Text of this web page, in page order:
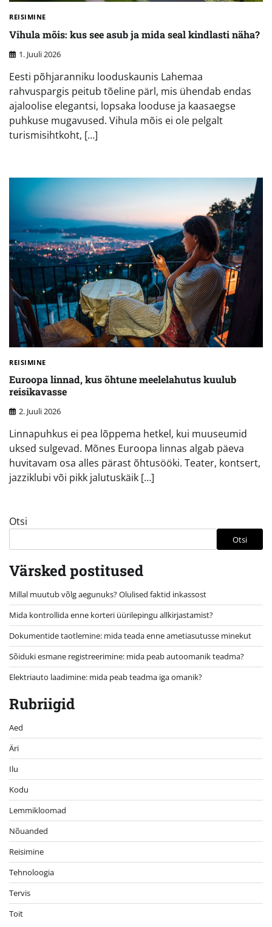
REISIMINE
Vihula mõis: kus see asub ja mida seal kindlasti näha?
1. Juuli 2026
Eesti põhjaranniku looduskaunis Lahemaa
rahvuspargis peitub tõeline pärl, mis ühendab endas
ajaloolise elegantsi, lopsaka looduse ja kaasaegse
puhkuse mugavused. Vihula mõis ei ole pelgalt
turismisihtkoht, […]
REISIMINE
Euroopa linnad, kus õhtune meelelahutus kuulub
reisikavasse
2. Juuli 2026
Linnapuhkus ei pea lõppema hetkel, kui muuseumid
uksed sulgevad. Mõnes Euroopa linnas algab päeva
huvitavam osa alles pärast õhtusööki. Teater, kontsert,
jazziklubi või pikk jalutuskäik […]
Otsi
Otsi
Värsked postitused
Millal muutub võlg aegunuks? Olulised faktid inkassost
Mida kontrollida enne korteri üürilepingu allkirjastamist?
Dokumentide taotlemine: mida teada enne ametiasutusse minekut
Sõiduki esmane registreerimine: mida peab autoomanik teadma?
Elektriauto laadimine: mida peab teadma iga omanik?
Rubriigid
Aed
Äri
Ilu
Kodu
Lemmikloomad
Nõuanded
Reisimine
Tehnoloogia
Tervis
Toit